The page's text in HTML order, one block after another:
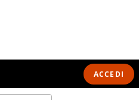
ACCEDI